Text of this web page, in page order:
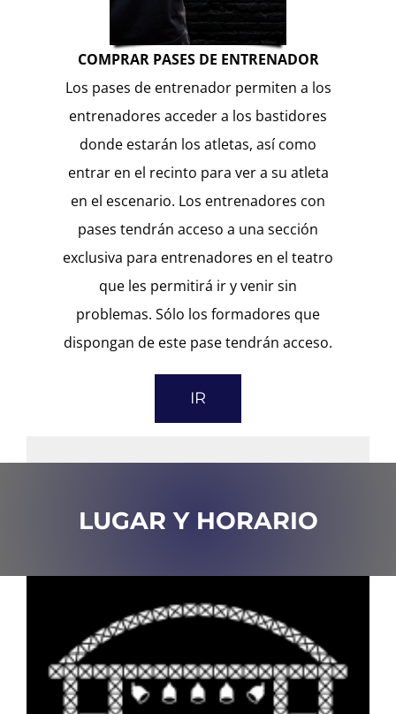
COMPRAR PASES DE ENTRENADOR
Los pases de entrenador permiten a los
entrenadores acceder a los bastidores
donde estarán los atletas, así como
entrar en el recinto para ver a su atleta
en el escenario. Los entrenadores con
pases tendrán acceso a una sección
exclusiva para entrenadores en el teatro
que les permitirá ir y venir sin
problemas. Sólo los formadores que
dispongan de este pase tendrán acceso.
IR
LUGAR Y HORARIO